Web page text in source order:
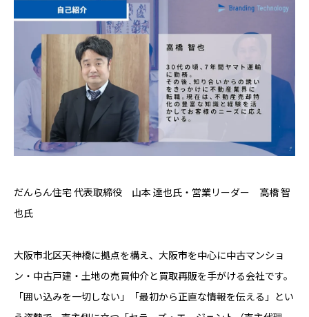
だんらん住宅 代表取締役 山本 達也氏・営業リーダー 高橋 智
也氏
大阪市北区天神橋に拠点を構え、大阪市を中心に中古マンショ
ン・中古戸建・土地の売買仲介と買取再販を手がける会社です。
「囲い込みを一切しない」「最初から正直な情報を伝える」とい